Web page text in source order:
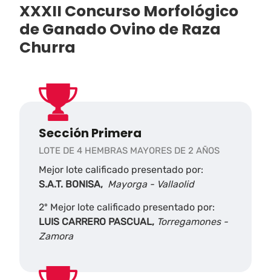
XXXII Concurso Morfológico
de Ganado Ovino de Raza
Churra
Sección Primera
LOTE DE 4 HEMBRAS MAYORES DE 2 AÑOS
Mejor lote calificado presentado por:
S.A.T. BONISA, Mayorga - Vallaolid
2º Mejor lote calificado presentado por:
LUIS CARRERO PASCUAL, Torregamones -
Zamora